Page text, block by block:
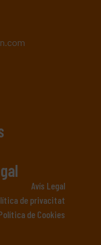
Avís Legal
de privacitat
de Cookies